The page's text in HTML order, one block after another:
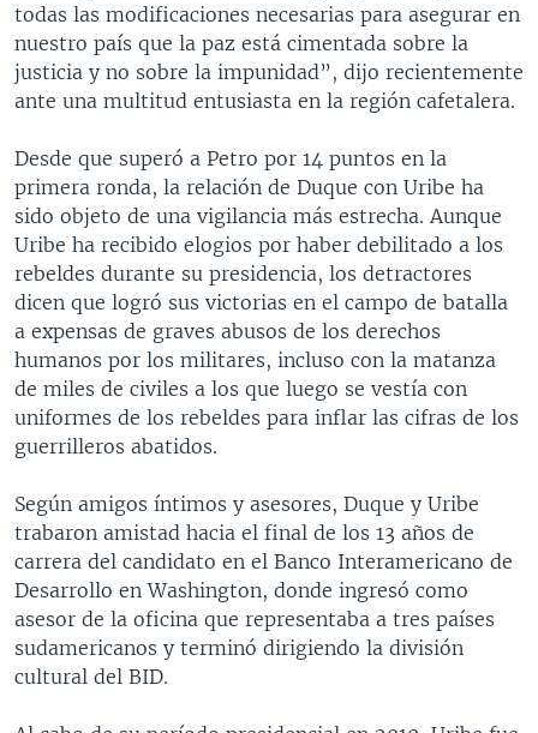
todas las modificaciones necesarias para asegurar en
nuestro país que la paz está cimentada sobre la
justicia y no sobre la impunidad”, dijo recientemente
ante una multitud entusiasta en la región cafetalera.
Desde que superó a Petro por 14 puntos en la
primera ronda, la relación de Duque con Uribe ha
sido objeto de una vigilancia más estrecha. Aunque
Uribe ha recibido elogios por haber debilitado a los
rebeldes durante su presidencia, los detractores
dicen que logró sus victorias en el campo de batalla
a expensas de graves abusos de los derechos
humanos por los militares, incluso con la matanza
de miles de civiles a los que luego se vestía con
uniformes de los rebeldes para inflar las cifras de los
guerrilleros abatidos.
Según amigos íntimos y asesores, Duque y Uribe
trabaron amistad hacia el final de los 13 años de
carrera del candidato en el Banco Interamericano de
Desarrollo en Washington, donde ingresó como
asesor de la oficina que representaba a tres países
sudamericanos y terminó dirigiendo la división
cultural del BID.